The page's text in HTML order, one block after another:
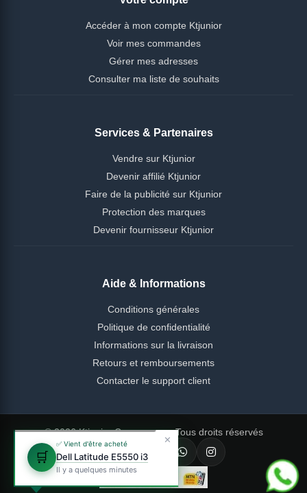
Accéder à mon compte Ktjunior
Voir mes commandes
Gérer mes adresses
Consulter ma liste de souhaits
Services & Partenaires
Vendre sur Ktjunior
Devenir affilié Ktjunior
Faire de la publicité sur Ktjunior
Protection des marques
Devenir fournisseur Ktjunior
Aide & Informations
Conditions générales
Politique de confidentialité
Informations sur la livraison
Retours et remboursements
Contacter le support client
© 2026 Ktjunior Cameroun — Tous droits réservés
🛒
✅ Vient d'être acheté
Dell Latitude E5550 i3
Il y a quelques minutes
✕